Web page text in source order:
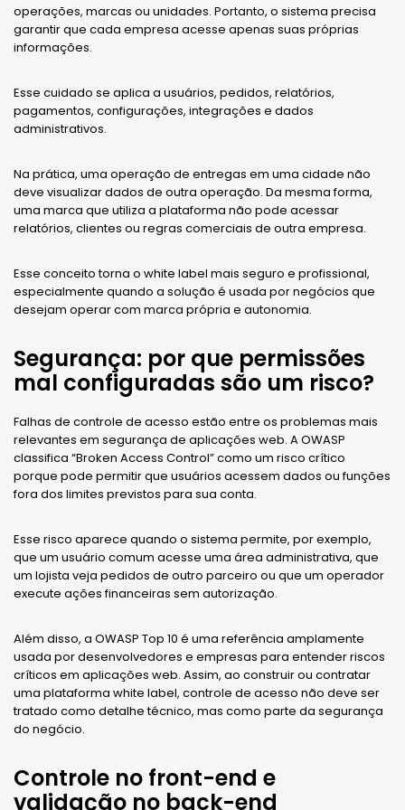
operações, marcas ou unidades. Portanto, o sistema precisa
garantir que cada empresa acesse apenas suas próprias
informações.
Esse cuidado se aplica a usuários, pedidos, relatórios,
pagamentos, configurações, integrações e dados
administrativos.
Na prática, uma operação de entregas em uma cidade não
deve visualizar dados de outra operação. Da mesma forma,
uma marca que utiliza a plataforma não pode acessar
relatórios, clientes ou regras comerciais de outra empresa.
Esse conceito torna o white label mais seguro e profissional,
especialmente quando a solução é usada por negócios que
desejam operar com marca própria e autonomia.
Segurança: por que permissões
mal configuradas são um risco?
Falhas de controle de acesso estão entre os problemas mais
relevantes em segurança de aplicações web. A OWASP
classifica “Broken Access Control” como um risco crítico
porque pode permitir que usuários acessem dados ou funções
fora dos limites previstos para sua conta.
Esse risco aparece quando o sistema permite, por exemplo,
que um usuário comum acesse uma área administrativa, que
um lojista veja pedidos de outro parceiro ou que um operador
execute ações financeiras sem autorização.
Além disso, a OWASP Top 10 é uma referência amplamente
usada por desenvolvedores e empresas para entender riscos
críticos em aplicações web. Assim, ao construir ou contratar
uma plataforma white label, controle de acesso não deve ser
tratado como detalhe técnico, mas como parte da segurança
do negócio.
Controle no front-end e
validação no back-end